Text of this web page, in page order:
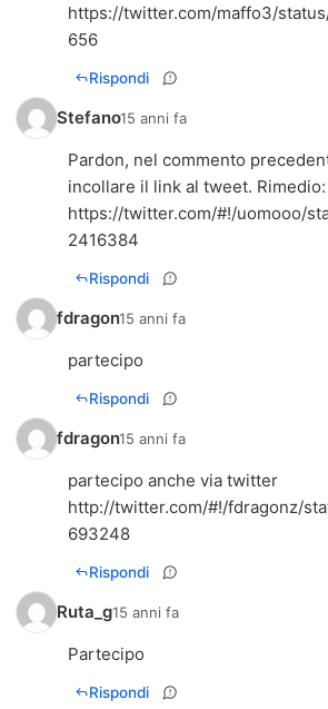
https://twitter.com/maffo3/
656
Rispondi
Stefano15 anni fa
Pardon, nel commento
https://twitter.com/#!/uomooo/
2416384
Rispondi
fdragon15 anni fa
partecipo
Rispondi
fdragon15 anni fa
partecipo anche via twitter
http://twitter.com/#!/fdragonz/
693248
Rispondi
Ruta_g15 anni fa
Partecipo
Rispondi